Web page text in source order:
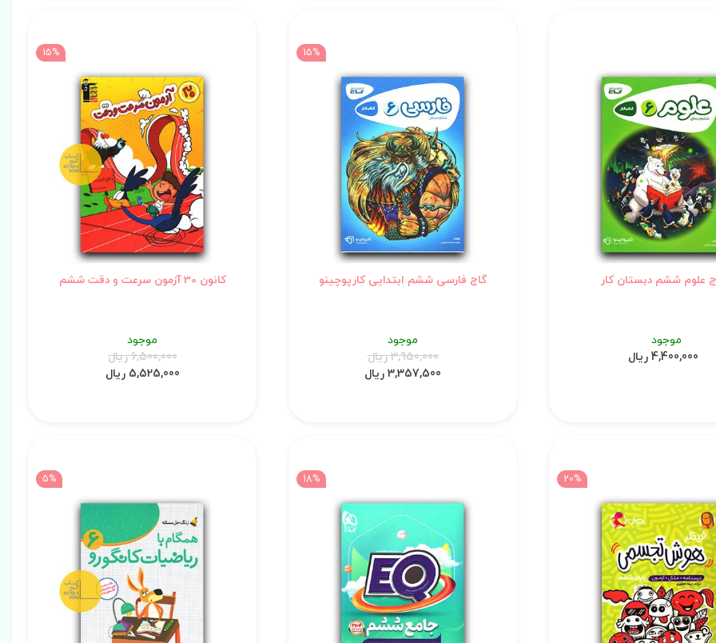
علوم ششم دبستان کار
موجود
4,400,000 ریال
15%
گاج فارسی ششم ابتدایی کارپوچینو
موجود
3,950,000 ریال
3,357,500 ریال
15%
کانون 30 آزمون سرعت و دقت ششم
موجود
6,500,000 ریال
5,525,000 ریال
20%
18%
5%